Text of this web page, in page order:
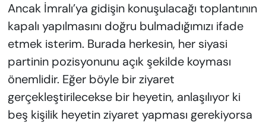
Ancak İmralı’ya gidişin konuşulacağı toplantının
kapalı yapılmasını doğru bulmadığımızı ifade
etmek isterim. Burada herkesin, her siyasi
partinin pozisyonunu açık şekilde koyması
önemlidir. Eğer böyle bir ziyaret
gerçekleştirilecekse bir heyetin, anlaşılıyor ki
beş kişilik heyetin ziyaret yapması gerekiyorsa